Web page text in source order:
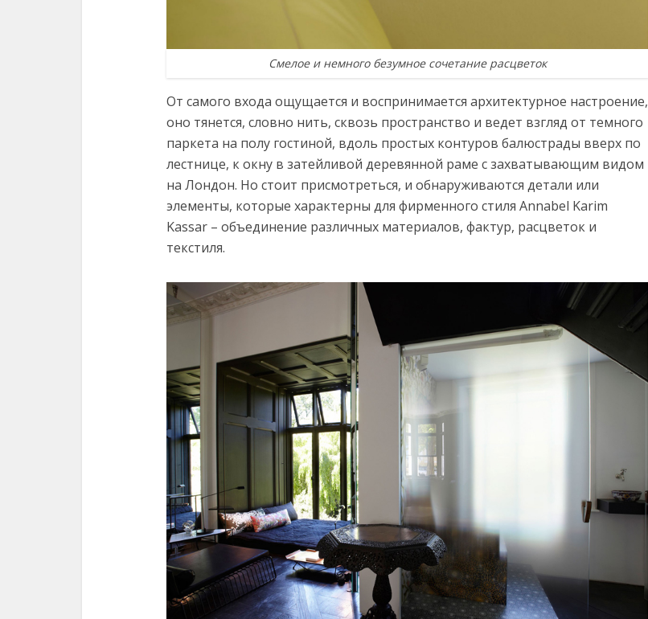
Смелое и немного безумное сочетание расцветок
От самого входа ощущается и воспринимается архитектурное настроение,
оно тянется, словно нить, сквозь пространство и ведет взгляд от темного
паркета на полу гостиной, вдоль простых контуров балюстрады вверх по
лестнице, к окну в затейливой деревянной раме с захватывающим видом
на Лондон. Но стоит присмотреться, и обнаруживаются детали или
элементы, которые характерны для фирменного стиля Annabel Karim
Kassar – объединение различных материалов, фактур, расцветок и
текстиля.